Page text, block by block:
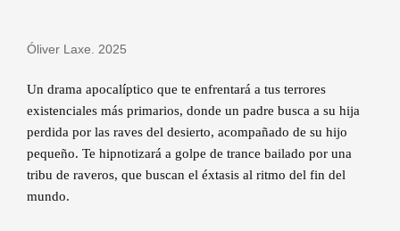
Óliver Laxe. 2025
Un drama apocalíptico que te enfrentará a tus terrores
existenciales más primarios, donde un padre busca a su hija
perdida por las raves del desierto, acompañado de su hijo
pequeño. Te hipnotizará a golpe de trance bailado por una
tribu de raveros, que buscan el éxtasis al ritmo del fin del
mundo.